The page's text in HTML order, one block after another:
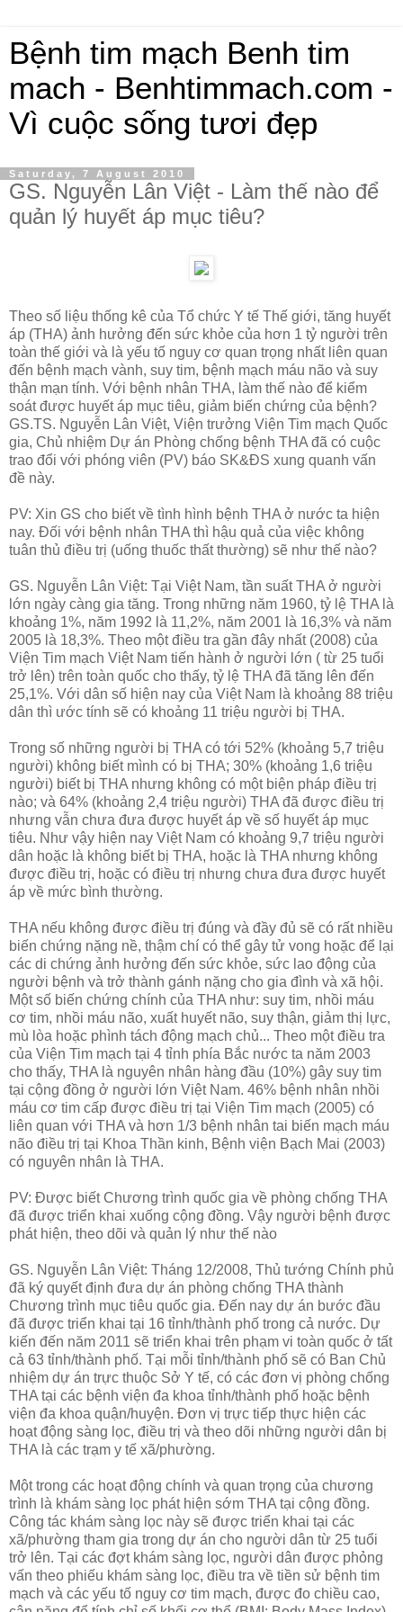
Bệnh tim mạch Benh tim
mach - Benhtimmach.com -
Vì cuộc sống tươi đẹp
Saturday, 7 August 2010
GS. Nguyễn Lân Việt - Làm thế nào để
quản lý huyết áp mục tiêu?
Theo số liệu thống kê của Tổ chức Y tế Thế giới, tăng huyết
áp (THA) ảnh hưởng đến sức khỏe của hơn 1 tỷ người trên
toàn thế giới và là yếu tố nguy cơ quan trọng nhất liên quan
đến bệnh mạch vành, suy tim, bệnh mạch máu não và suy
thận mạn tính. Với bệnh nhân THA, làm thế nào để kiểm
soát được huyết áp mục tiêu, giảm biến chứng của bệnh?
GS.TS. Nguyễn Lân Việt, Viện trưởng Viện Tim mạch Quốc
gia, Chủ nhiệm Dự án Phòng chống bệnh THA đã có cuộc
trao đổi với phóng viên (PV) báo SK&ĐS xung quanh vấn
đề này.
PV: Xin GS cho biết về tình hình bệnh THA ở nước ta hiện
nay. Đối với bệnh nhân THA thì hậu quả của việc không
tuân thủ điều trị (uống thuốc thất thường) sẽ như thế nào?
GS. Nguyễn Lân Việt: Tại Việt Nam, tần suất THA ở người
lớn ngày càng gia tăng. Trong những năm 1960, tỷ lệ THA là
khoảng 1%, năm 1992 là 11,2%, năm 2001 là 16,3% và năm
2005 là 18,3%. Theo một điều tra gần đây nhất (2008) của
Viện Tim mạch Việt Nam tiến hành ở người lớn ( từ 25 tuổi
trở lên) trên toàn quốc cho thấy, tỷ lệ THA đã tăng lên đến
25,1%. Với dân số hiện nay của Việt Nam là khoảng 88 triệu
dân thì ước tính sẽ có khoảng 11 triệu người bị THA.
Trong số những người bị THA có tới 52% (khoảng 5,7 triệu
người) không biết mình có bị THA; 30% (khoảng 1,6 triệu
người) biết bị THA nhưng không có một biện pháp điều trị
nào; và 64% (khoảng 2,4 triệu người) THA đã được điều trị
nhưng vẫn chưa đưa được huyết áp về số huyết áp mục
tiêu. Như vậy hiện nay Việt Nam có khoảng 9,7 triệu người
dân hoặc là không biết bị THA, hoặc là THA nhưng không
được điều trị, hoặc có điều trị nhưng chưa đưa được huyết
áp về mức bình thường.
THA nếu không được điều trị đúng và đầy đủ sẽ có rất nhiều
biến chứng nặng nề, thậm chí có thể gây tử vong hoặc để lại
các di chứng ảnh hưởng đến sức khỏe, sức lao động của
người bệnh và trở thành gánh nặng cho gia đình và xã hội.
Một số biến chứng chính của THA như: suy tim, nhồi máu
cơ tim, nhồi máu não, xuất huyết não, suy thận, giảm thị lực,
mù lòa hoặc phình tách động mạch chủ... Theo một điều tra
của Viện Tim mạch tại 4 tỉnh phía Bắc nước ta năm 2003
cho thấy, THA là nguyên nhân hàng đầu (10%) gây suy tim
tại cộng đồng ở người lớn Việt Nam. 46% bệnh nhân nhồi
máu cơ tim cấp được điều trị tại Viện Tim mạch (2005) có
liên quan với THA và hơn 1/3 bệnh nhân tai biến mạch máu
não điều trị tại Khoa Thần kinh, Bệnh viện Bạch Mai (2003)
có nguyên nhân là THA.
PV: Được biết Chương trình quốc gia về phòng chống THA
đã được triển khai xuống cộng đồng. Vậy người bệnh được
phát hiện, theo dõi và quản lý như thế nào
GS. Nguyễn Lân Việt: Tháng 12/2008, Thủ tướng Chính phủ
đã ký quyết định đưa dự án phòng chống THA thành
Chương trình mục tiêu quốc gia. Đến nay dự án bước đầu
đã được triển khai tại 16 tỉnh/thành phố trong cả nước. Dự
kiến đến năm 2011 sẽ triển khai trên phạm vi toàn quốc ở tất
cả 63 tỉnh/thành phố. Tại mỗi tỉnh/thành phố sẽ có Ban Chủ
nhiệm dự án trực thuộc Sở Y tế, có các đơn vị phòng chống
THA tại các bệnh viện đa khoa tỉnh/thành phố hoặc bệnh
viện đa khoa quận/huyện. Đơn vị trực tiếp thực hiện các
hoạt động sàng lọc, điều trị và theo dõi những người dân bị
THA là các trạm y tế xã/phường.
Một trong các hoạt động chính và quan trọng của chương
trình là khám sàng lọc phát hiện sớm THA tại cộng đồng.
Công tác khám sàng lọc này sẽ được triển khai tại các
xã/phường tham gia trong dự án cho người dân từ 25 tuổi
trở lên. Tại các đợt khám sàng lọc, người dân được phỏng
vấn theo phiếu khám sàng lọc, điều tra về tiền sử bệnh tim
mạch và các yếu tố nguy cơ tim mạch, được đo chiều cao,